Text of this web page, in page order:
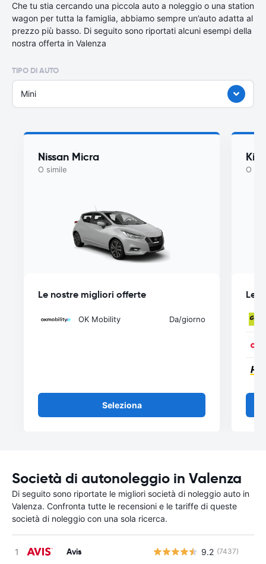
Che tu stia cercando una piccola auto a noleggio o una station
wagon per tutta la famiglia, abbiamo sempre un’auto adatta al
prezzo più basso. Di seguito sono riportati alcuni esempi della
nostra offerta in Valenza
TIPO DI AUTO
Mini
Nissan Micra
O simile
Le nostre migliori offerte
OK Mobility Da/giorno
Seleziona
Kia
O
Le
Società di autonoleggio in Valenza
Di seguito sono riportate le migliori società di noleggio auto in
Valenza. Confronta tutte le recensioni e le tariffe di queste
società di noleggio con una sola ricerca.
Avis 9.2 (7437)